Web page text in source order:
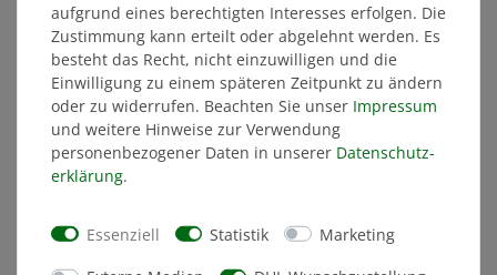
Muster-Widerrufsformular
(Wenn Sie den Vertrag widerrufen wollen, dann
füllen Sie bitte dieses Formular aus und senden Sie
An SG Dynamo Dresden Merchandising GmbH,
Lennéstraße 12, 01069 Dresden, E-Mail-Adresse:
aufgrund eines berechtigten Interesses erfolgen. Die
Zustimmung kann erteilt oder abgelehnt werden. Es
besteht das Recht, nicht einzuwilligen und die
Einwilligung zu einem späteren Zeitpunkt zu ändern
oder zu widerrufen. Beachten Sie unser Impressum
und weitere Hinweise zur Verwendung
personenbezogener Daten in unserer Daten­schutz­
erklärung.
Essenziell Statistik Marketing